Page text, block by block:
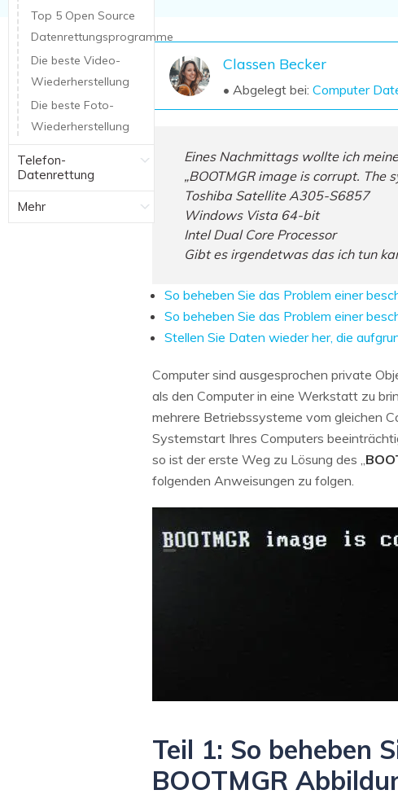
NAS-Datenrettung
Mac-Papierkorb-Wiederherstellung
Neu
Classen Becker
• Abgelegt bei: Computer
Eines Nachmittags wollte ich
„BOOTMGR image is corrupt.
Toshiba Satellite A305-S6857
Windows Vista 64-bit
Intel Dual Core Processor
Gibt es irgendetwas das ich tun
So beheben Sie das Problem einer
So beheben Sie das Problem einer
Stellen Sie Daten wieder her, die
Computer sind ausgesprochen private
als den Computer in eine Werkstatt zu
mehrere Betriebssysteme vom gleichen
Systemstart Ihres Computers
so ist der erste Weg zu Lösung des „
folgenden Anweisungen zu folgen.
Teil 1: So beheben
BOOTMGR
Top 5 Open Source
Datenrettungsprogramme
Die beste Video-
Wiederherstellung
Die beste Foto-
Wiederherstellung
Telefon-
Datenrettung
Mehr